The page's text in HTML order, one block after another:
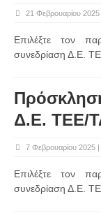
21 Φεβρουαρίου 2025
Επιλέξτε τον
συνεδρίαση Δ.Ε.
Δ.Ε. ΤΕΕ/
7 Φεβρουαρίου 2025 |
Επιλέξτε τον
συνεδρίαση Δ.Ε.